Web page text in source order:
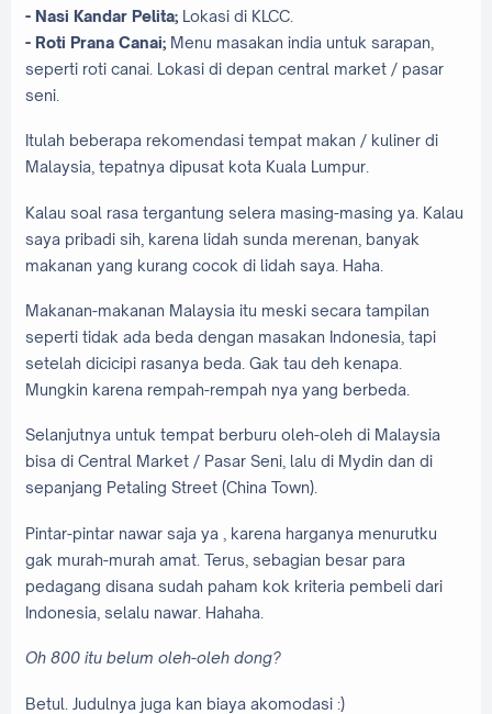
- Nasi Kandar Pelita; Lokasi di KLCC.
- Roti Prana Canai; Menu masakan india untuk sarapan,
seperti roti canai. Lokasi di depan central market / pasar
seni.
Itulah beberapa rekomendasi tempat makan / kuliner di
Malaysia, tepatnya dipusat kota Kuala Lumpur.
Kalau soal rasa tergantung selera masing-masing ya. Kalau
saya pribadi sih, karena lidah sunda merenan, banyak
makanan yang kurang cocok di lidah saya. Haha.
Makanan-makanan Malaysia itu meski secara tampilan
seperti tidak ada beda dengan masakan Indonesia, tapi
setelah dicicipi rasanya beda. Gak tau deh kenapa.
Mungkin karena rempah-rempah nya yang berbeda.
Selanjutnya untuk tempat berburu oleh-oleh di Malaysia
bisa di Central Market / Pasar Seni, lalu di Mydin dan di
sepanjang Petaling Street (China Town).
Pintar-pintar nawar saja ya , karena harganya menurutku
gak murah-murah amat. Terus, sebagian besar para
pedagang disana sudah paham kok kriteria pembeli dari
Indonesia, selalu nawar. Hahaha.
Oh 800 itu belum oleh-oleh dong?
Betul. Judulnya juga kan biaya akomodasi :)